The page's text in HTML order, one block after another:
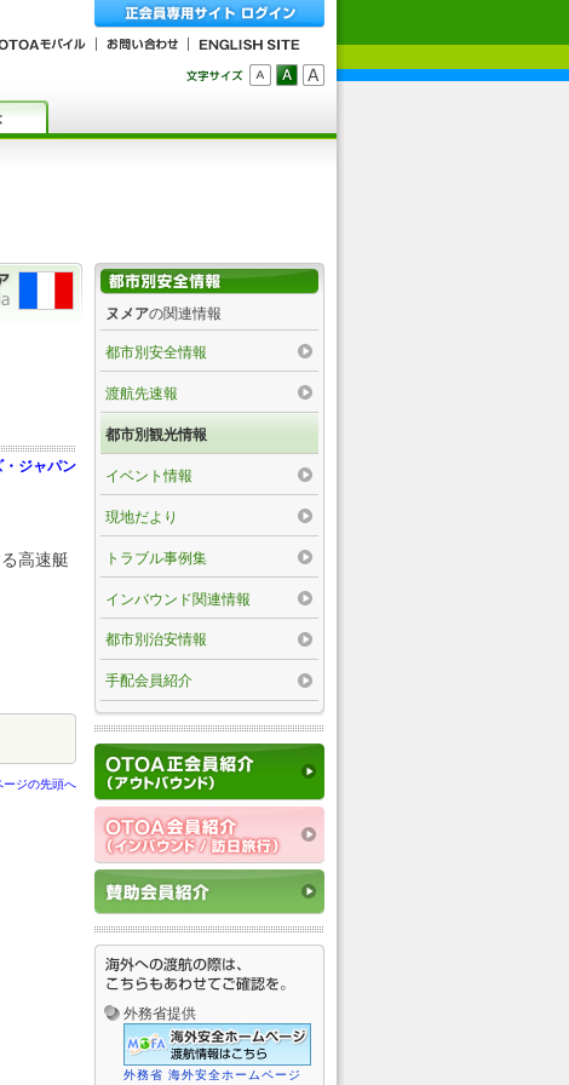
ジャパン
高速艇
ージの先頭へ
ヌメアの関連情報
都市別安全情報
渡航先速報
都市別観光情報
イベント情報
現地だより
トラブル事例集
インバウンド関連情報
都市別治安情報
手配会員紹介
外務省提供
外務省 海外安全ホームページ